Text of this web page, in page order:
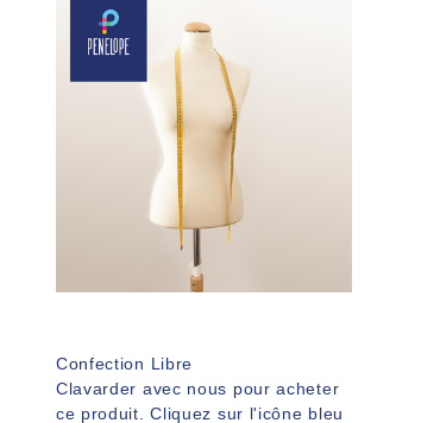
Confection Libre
Clavarder avec nous pour acheter
ce produit. Cliquez sur l'icône bleu